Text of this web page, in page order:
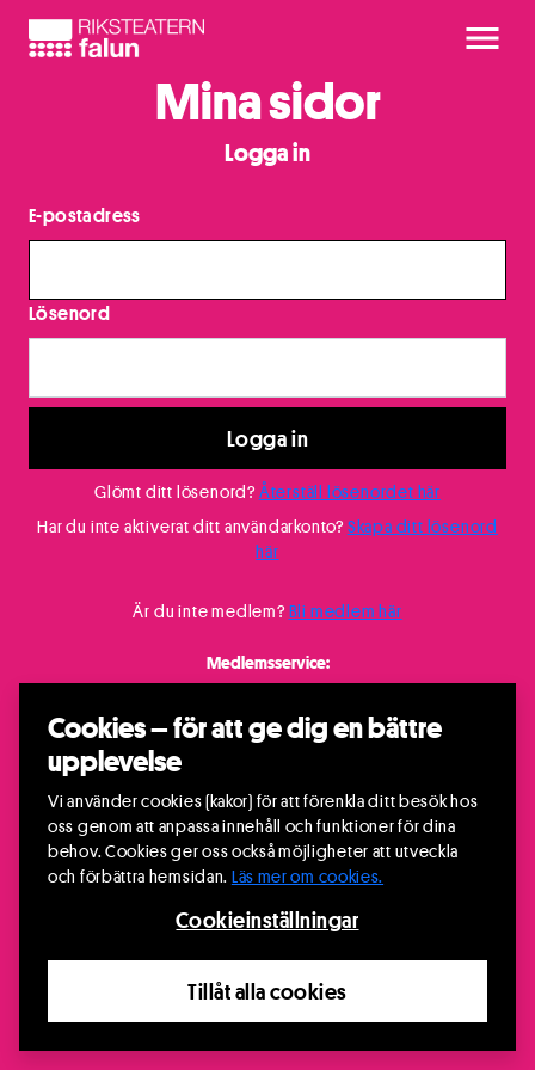
Cookies – för att ge dig en bättre
upplevelse
Vi använder cookies (kakor) för att förenkla ditt besök hos
oss genom att anpassa innehåll och funktioner för dina
behov. Cookies ger oss också möjligheter att utveckla
och förbättra hemsidan. Läs mer om cookies.
Cookieinställningar
Tillåt alla cookies
Mina sidor
Logga in
E-postadress
Lösenord
Logga in
Glömt ditt lösenord? Återställ lösenordet här
Har du inte aktiverat ditt användarkonto? Skapa ditt lösenord
här
Är du inte medlem? Bli medlem här
Medlemsservice:
08-531 99 300/medlem@riksteatern.se